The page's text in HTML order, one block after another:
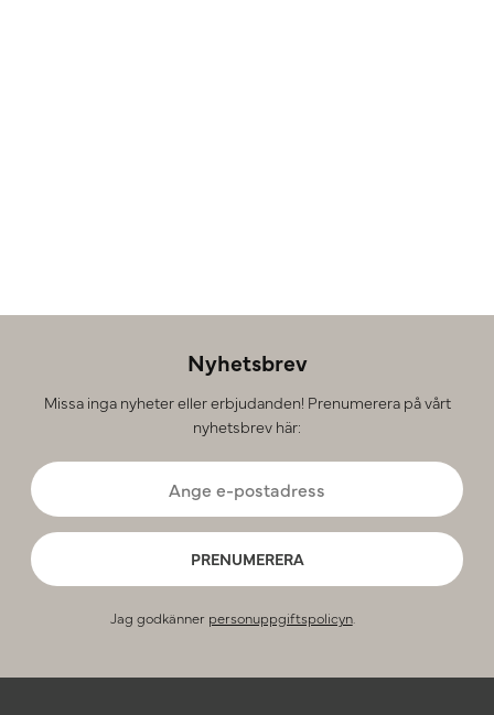
Nyhetsbrev
Missa inga nyheter eller erbjudanden! Prenumerera på vårt
nyhetsbrev här:
PRENUMERERA
Jag godkänner personuppgiftspolicyn.